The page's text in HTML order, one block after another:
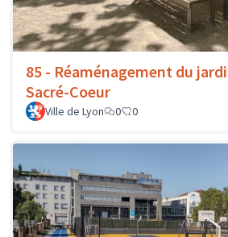
85 - Réaménagement du
Sacré-Coeur
Ville de Lyon 0 0